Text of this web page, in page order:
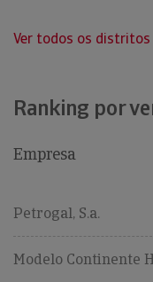
Ver todos os distritos
Ranking por
Empresa
Petrogal, S.a.
Modelo Continente